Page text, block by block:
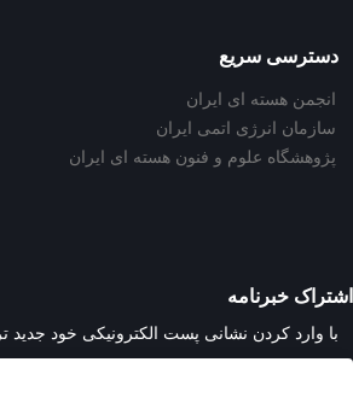
دسترسی سریع
انجمن هسته ای ایران
سازمان انرژی اتمی ایران
پژوهشگاه علوم و فنون هسته ای ایران
اشتراک خبرنامه
با وارد کردن نشانی پست الکترونیکی خود جدید